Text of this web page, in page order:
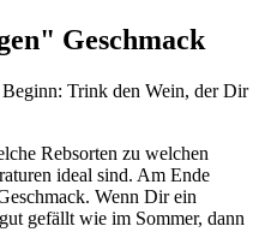
Geschmack
Trink den Wein, der Dir
Rebsorten zu welchen
ideal sind. Am Ende
Wenn Dir ein
gefällt wie im Sommer, dann